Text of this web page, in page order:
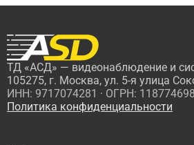
ТД «АСД» — видеонаблюдение и
105275, г. Москва, ул. 5-я улица
ИНН: 9717074281 · ОГРН:
Политика конфиденциальности